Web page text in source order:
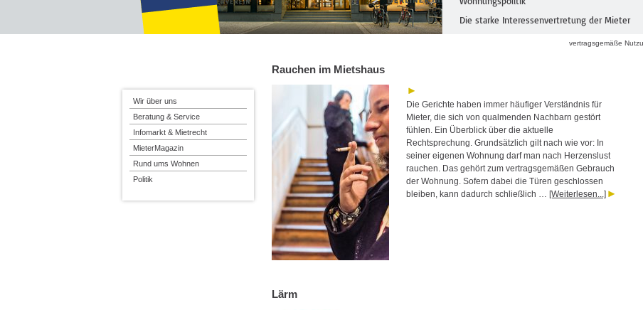
Die starke Interessenvertretung der Mieter
vertragsgemäße
Rauchen im Mietshaus
Die Gerichte haben immer häufiger Verständnis für
Mieter, die sich von qualmenden Nachbarn gestört
fühlen. Ein Überblick über die aktuelle
Rechtsprechung. Grundsätzlich gilt nach wie vor: In
seiner eigenen Wohnung darf man nach Herzenslust
rauchen. Das gehört zum vertragsgemäßen Gebrauch
der Wohnung. Sofern dabei die Türen geschlossen
bleiben, kann dadurch schließlich … [Weiterlesen...]
Lärm
Wir über uns
Beratung & Service
Infomarkt & Mietrecht
MieterMagazin
Rund ums Wohnen
Politik